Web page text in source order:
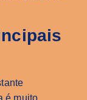
é muito